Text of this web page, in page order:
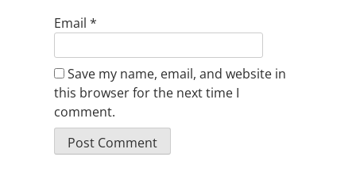
Email *
Save my name, email, and website in
this browser for the next time I
comment.